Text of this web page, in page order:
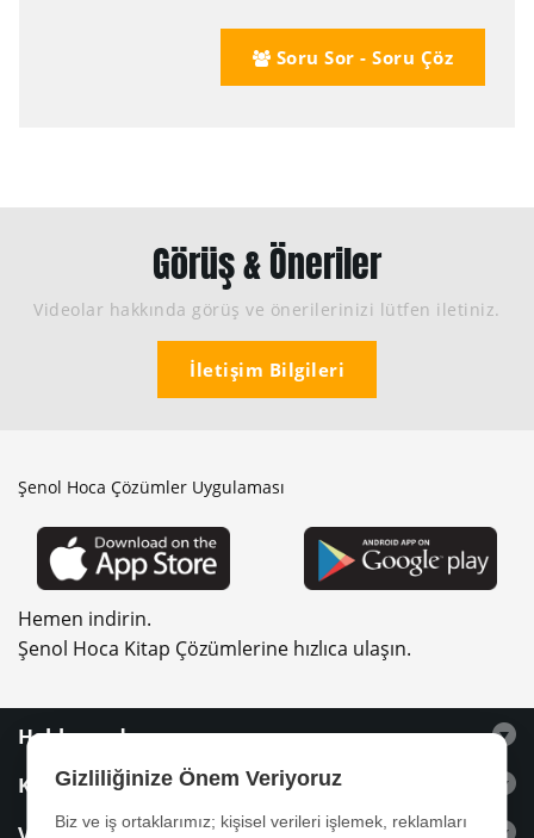
Soru Sor - Soru Çöz
Görüş & Öneriler
Videolar hakkında görüş ve önerilerinizi lütfen iletiniz.
İletişim Bilgileri
Şenol Hoca Çözümler Uygulaması
Hemen indirin.
Şenol Hoca Kitap Çözümlerine hızlıca ulaşın.
Hakkımızda
Kitaplar
Gizliliğinize Önem Veriyoruz
Biz ve iş ortaklarımız; kişisel verileri işlemek, reklamları